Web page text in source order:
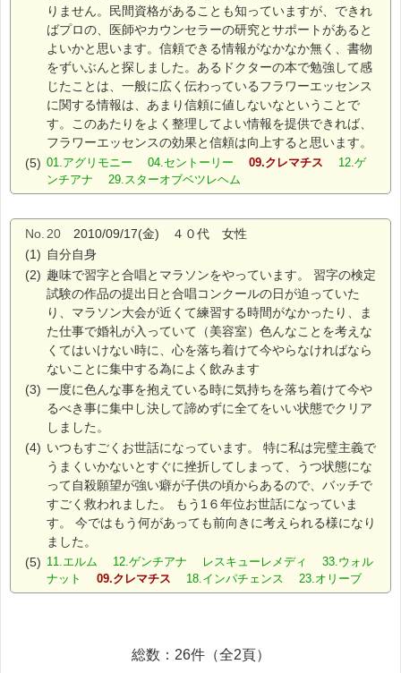
りません。民間資格があることも知っていますが、できれ
ばプロの、医師やカウンセラーの研究とサポートがあると
よいかと思います。信頼できる情報がなかなか無く、書物
をずいぶんと探しました。あるドクターの本で勉強して感
じたことは、一般に広く伝わっているフラワーエッセンス
に関する情報は、あまり信頼に値しないなということで
す。このあたりをよく整理してよい情報を提供できれば、
フラワーエッセンスの効果と信頼は向上すると思います。
(5) 01.アグリモニー 04.セントーリー 09.クレマチス
12.ゲ
ンチアナ 29.スターオブベツレヘム
No. 20 2010/09/17(金) ４０代 女性
(1) 自分自身
(2) 趣味で習字と合唱とマラソンをやっています。 習字の検定
試験の作品の提出日と合唱コンクールの日が迫っていた
り、マラソン大会が近くて練習する時間がなかったり、ま
た仕事で婚礼が入っていて（美容室）色んなことを考えな
くてはいけない時に、心を落ち着けて今やらなければなら
ないことに集中する為によく飲みます
(3) 一度に色んな事を抱えている時に気持ちを落ち着けて今や
るべき事に集中し決して諦めずに全てをいい状態でクリア
しました。
(4) いつもすごくお世話になっています。 特に私は完璧主義で
うまくいかないとすぐに挫折してしまって、うつ状態にな
って自殺願望が強い癖が子供の頃からあるので、バッチで
すごく救われました。 もう1６年位お世話になっていま
す。 今ではもう何があっても前向きに考えられる様になり
ました。
(5) 11.エルム 12.ゲンチアナ レスキューレメディ 33.ウォル
ナット 09.クレマチス 18.インパチェンス 23.オリーブ
総数：26件（全2頁）